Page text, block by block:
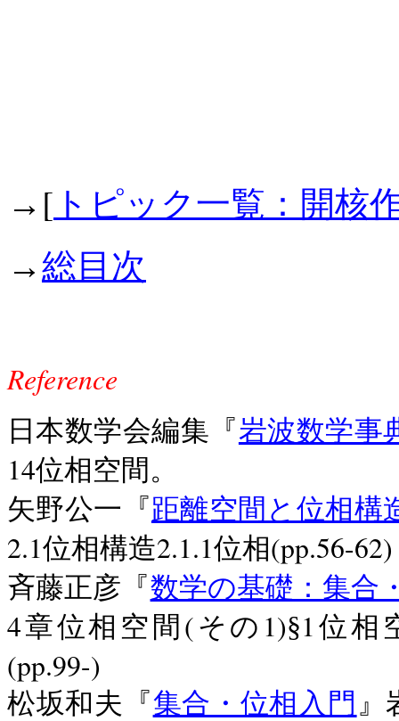
→ [ トピック一覧：開核
→総目次
Reference
日本数学会編集『岩波数学事
14位相空間。
矢野公一『距離空間と位相構
2.1位相構造2.1.1位相(pp.56-62)
斉藤正彦『数学の基礎：集合
4章位相空間 ( その 1)§1 位相
(pp.99-)
松坂和夫『集合・位相入門 』